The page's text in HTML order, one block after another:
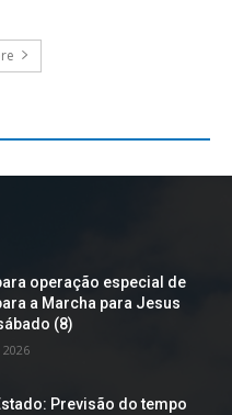
operação especial de
a Marcha para Jesus
(8)
Previsão do tempo